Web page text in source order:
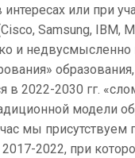
или при
Samsung, IBM,
и недвусмысленно
образования,
в 2022-2030 гг.
модели
мы присутствуем
2017-2022, при